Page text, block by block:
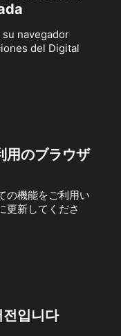
navegador
del Digital
用のブラウザ
の機能をご利用い
更新してくださ
입니다